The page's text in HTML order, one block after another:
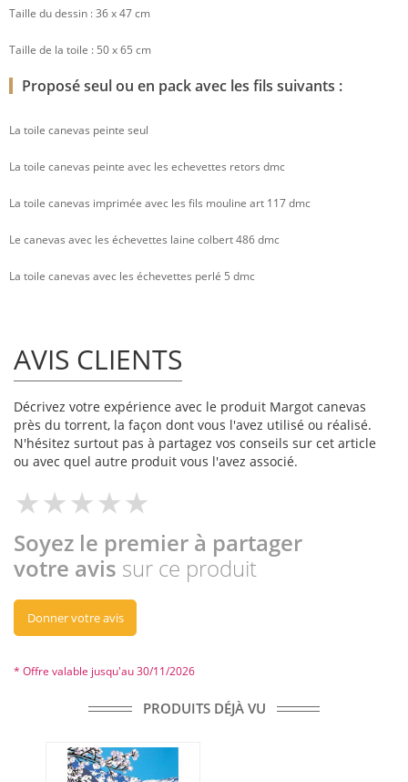
Taille du dessin : 36 x 47 cm
Taille de la toile : 50 x 65 cm
Proposé seul ou en pack avec les fils suivants :
La toile canevas peinte seul
La toile canevas peinte avec les echevettes retors dmc
La toile canevas imprimée avec les fils mouline art 117 dmc
Le canevas avec les échevettes laine colbert 486 dmc
La toile canevas avec les échevettes perlé 5 dmc
AVIS CLIENTS
Décrivez votre expérience avec le produit Margot canevas
près du torrent, la façon dont vous l'avez utilisé ou réalisé.
N'hésitez surtout pas à partagez vos conseils sur cet article
ou avec quel autre produit vous l'avez associé.
Soyez le premier à partager
votre avis sur ce produit
Donner votre avis
* Offre valable jusqu'au 30/11/2026
PRODUITS DÉJÀ VU